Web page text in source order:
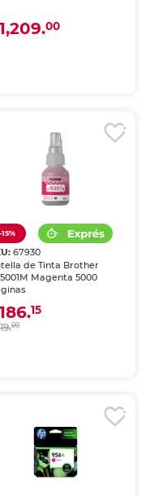
00
-15%
67930
de Tinta Brother
Magenta 5000
15
00